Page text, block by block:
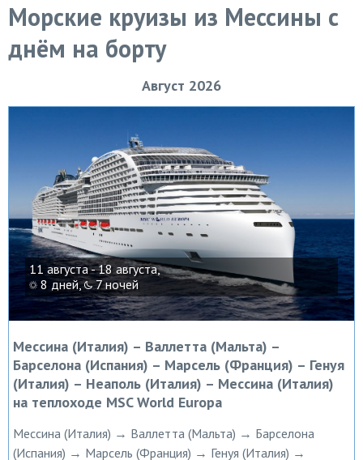
Морские круизы из Мессины с
днём на борту
Август 2026
11 августа - 18 августа,
8 дней, 7 ночей
Мессина (Италия) – Валлетта (Мальта) –
Барселона (Испания) – Марсель (Франция) – Генуя
(Италия) – Неаполь (Италия) – Мессина (Италия)
на теплоходе MSC World Europa
Мессина (Италия) → Валлетта (Мальта) → Барселона
(Испания) → Марсель (Франция) → Генуя (Италия) →